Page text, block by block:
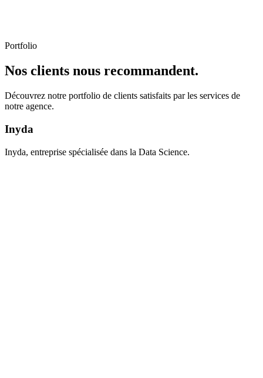
Portfolio
Nos clients nous recommandent.
Découvrez notre portfolio de clients satisfaits par les services de
notre agence.
Inyda
Inyda, entreprise spécialisée dans la Data Science.